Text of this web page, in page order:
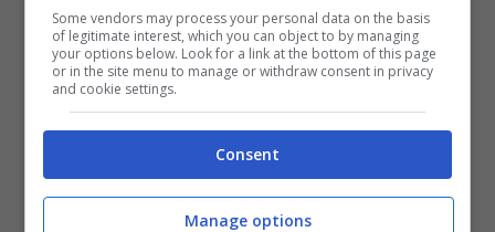
Some vendors may process your personal data on the basis
of legitimate interest, which you can object to by managing
your options below. Look for a link at the bottom of this page
or in the site menu to manage or withdraw consent in privacy
and cookie settings.
Consent
Manage options